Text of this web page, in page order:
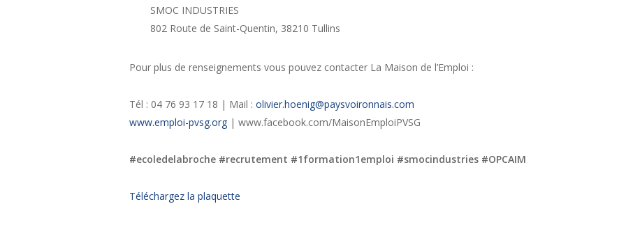
SMOC INDUSTRIES
802 Route de Saint-Quentin, 38210 Tullins
Pour plus de renseignements vous pouvez contacter La Maison de l’Emploi :
Tél : 04 76 93 17 18 | Mail :olivier.hoenig@paysvoironnais.com
www.emploi-pvsg.org | www.facebook.com/MaisonEmploiPVSG
#ecoledelabroche #recrutement #1formation1emploi #smocindustries #OPCAIM
Téléchargez la plaquette